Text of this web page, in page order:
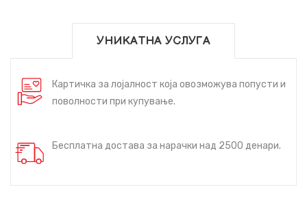
УНИКАТНА УСЛУГА
Картичка за лојалност која овозможува попусти и
поволности при купување.
Бесплатна достава за нарачки над 2500 денари.